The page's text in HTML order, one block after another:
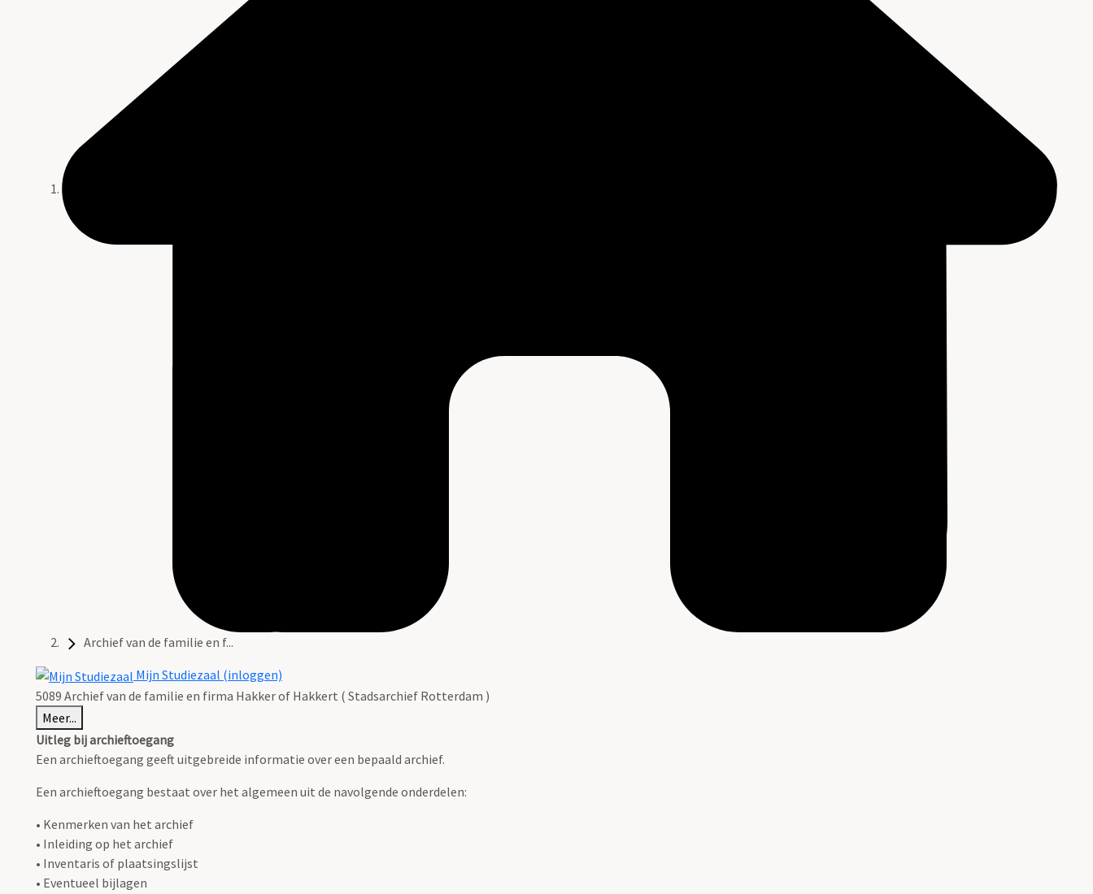
Archief van de familie en f...
Mijn Studiezaal (inloggen)
5089 Archief van de familie en firma Hakker of Hakkert ( Stadsarchief Rotterdam )
Meer...
Uitleg bij archieftoegang
Een archieftoegang geeft uitgebreide informatie over een bepaald archief.
Een archieftoegang bestaat over het algemeen uit de navolgende onderdelen:
• Kenmerken van het archief
• Inleiding op het archief
• Inventaris of plaatsingslijst
• Eventueel bijlagen